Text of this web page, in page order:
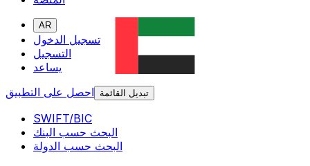
AR
تسجيل الدخول
التسجيل
يساعد
احصل على التطبيق
تبديل القائمة
SWIFT/BIC
البحث حسب البنك
البحث حسب الدولة